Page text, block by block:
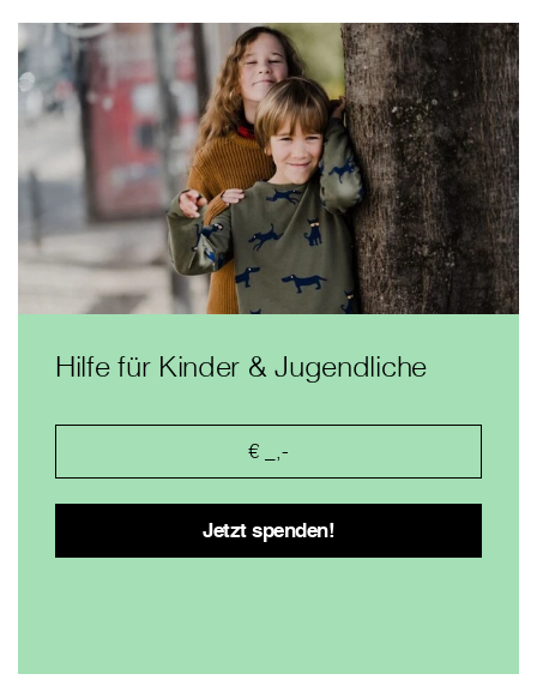
Hilfe für Kinder & Jugendliche